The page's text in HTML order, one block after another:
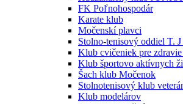
FK Poľnohospodár
Karate klub
Močenskí plavci
Stolno-tenisový oddiel T.
Klub cvičeniek pre
Klub športovo aktívnych
Šach klub Močenok
Stolnotenisový klub
Klub modelárov